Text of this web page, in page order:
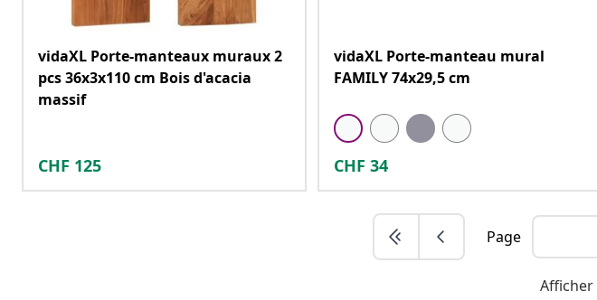
vidaXL Porte-manteaux muraux 2
pcs 36x3x110 cm Bois d'acacia
massif
CHF 125
vidaXL Porte-manteau mural
FAMILY 74x29,5 cm
CHF 34
Page
Afficher